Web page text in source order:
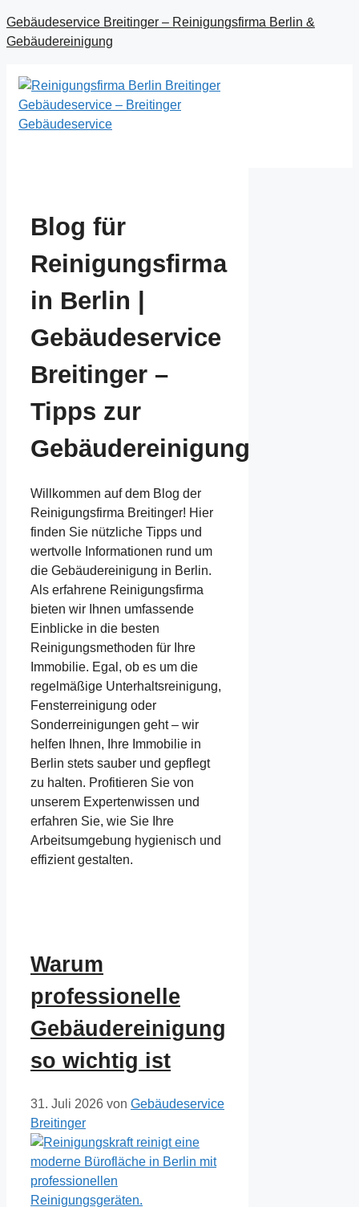
Zum
Inhalt
Gebäudeservice Breitinger – Reinigungsfirma Berlin &
Gebäudereinigung
Blog für
Reinigungsfirma
in Berlin |
Gebäudeservice
Breitinger –
Tipps zur
Gebäudereinigung
Willkommen auf dem Blog der
Reinigungsfirma Breitinger! Hier
finden Sie nützliche Tipps und
wertvolle Informationen rund um
die Gebäudereinigung in Berlin.
Als erfahrene Reinigungsfirma
bieten wir Ihnen umfassende
Einblicke in die besten
Reinigungsmethoden für Ihre
Immobilie. Egal, ob es um die
regelmäßige Unterhaltsreinigung,
Fensterreinigung oder
Sonderreinigungen geht – wir
helfen Ihnen, Ihre Immobilie in
Berlin stets sauber und gepflegt
zu halten. Profitieren Sie von
unserem Expertenwissen und
erfahren Sie, wie Sie Ihre
Arbeitsumgebung hygienisch und
effizient gestalten.
Warum
professionelle
Gebäudereinigung
so wichtig ist
31. Juli 2026 von Gebäudeservice
Breitinger